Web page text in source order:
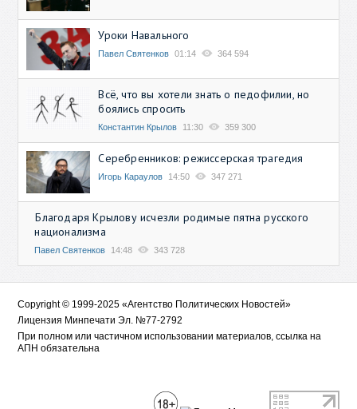
Уроки Навального
Павел Святенков 01:14 364 594
Всё, что вы хотели знать о педофилии, но
боялись спросить
Константин Крылов 11:30 359 300
Серебренников: режиссерская трагедия
Игорь Караулов 14:50 347 271
Благодаря Крылову исчезли родимые пятна русского
национализма
Павел Святенков 14:48 343 728
Copyright © 1999-2025 «Агентство Политических Новостей»
Лицензия Минпечати Эл. №77-2792
При полном или частичном использовании материалов, ссылка на
АПН обязательна